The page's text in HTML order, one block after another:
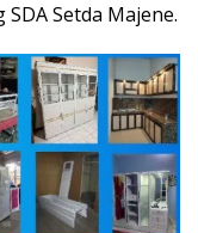
Setda Majene.